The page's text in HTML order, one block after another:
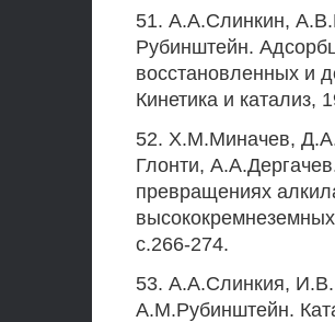
51. А.А.Слинкин,
Рубинштейн.
восстановленных и
Кинетика и катализ,
52. Х.М.Миначев,
Глонти,
превращениях
с.266-274.
53. А.А.Слинкия,
А.М.Рубинштейн.